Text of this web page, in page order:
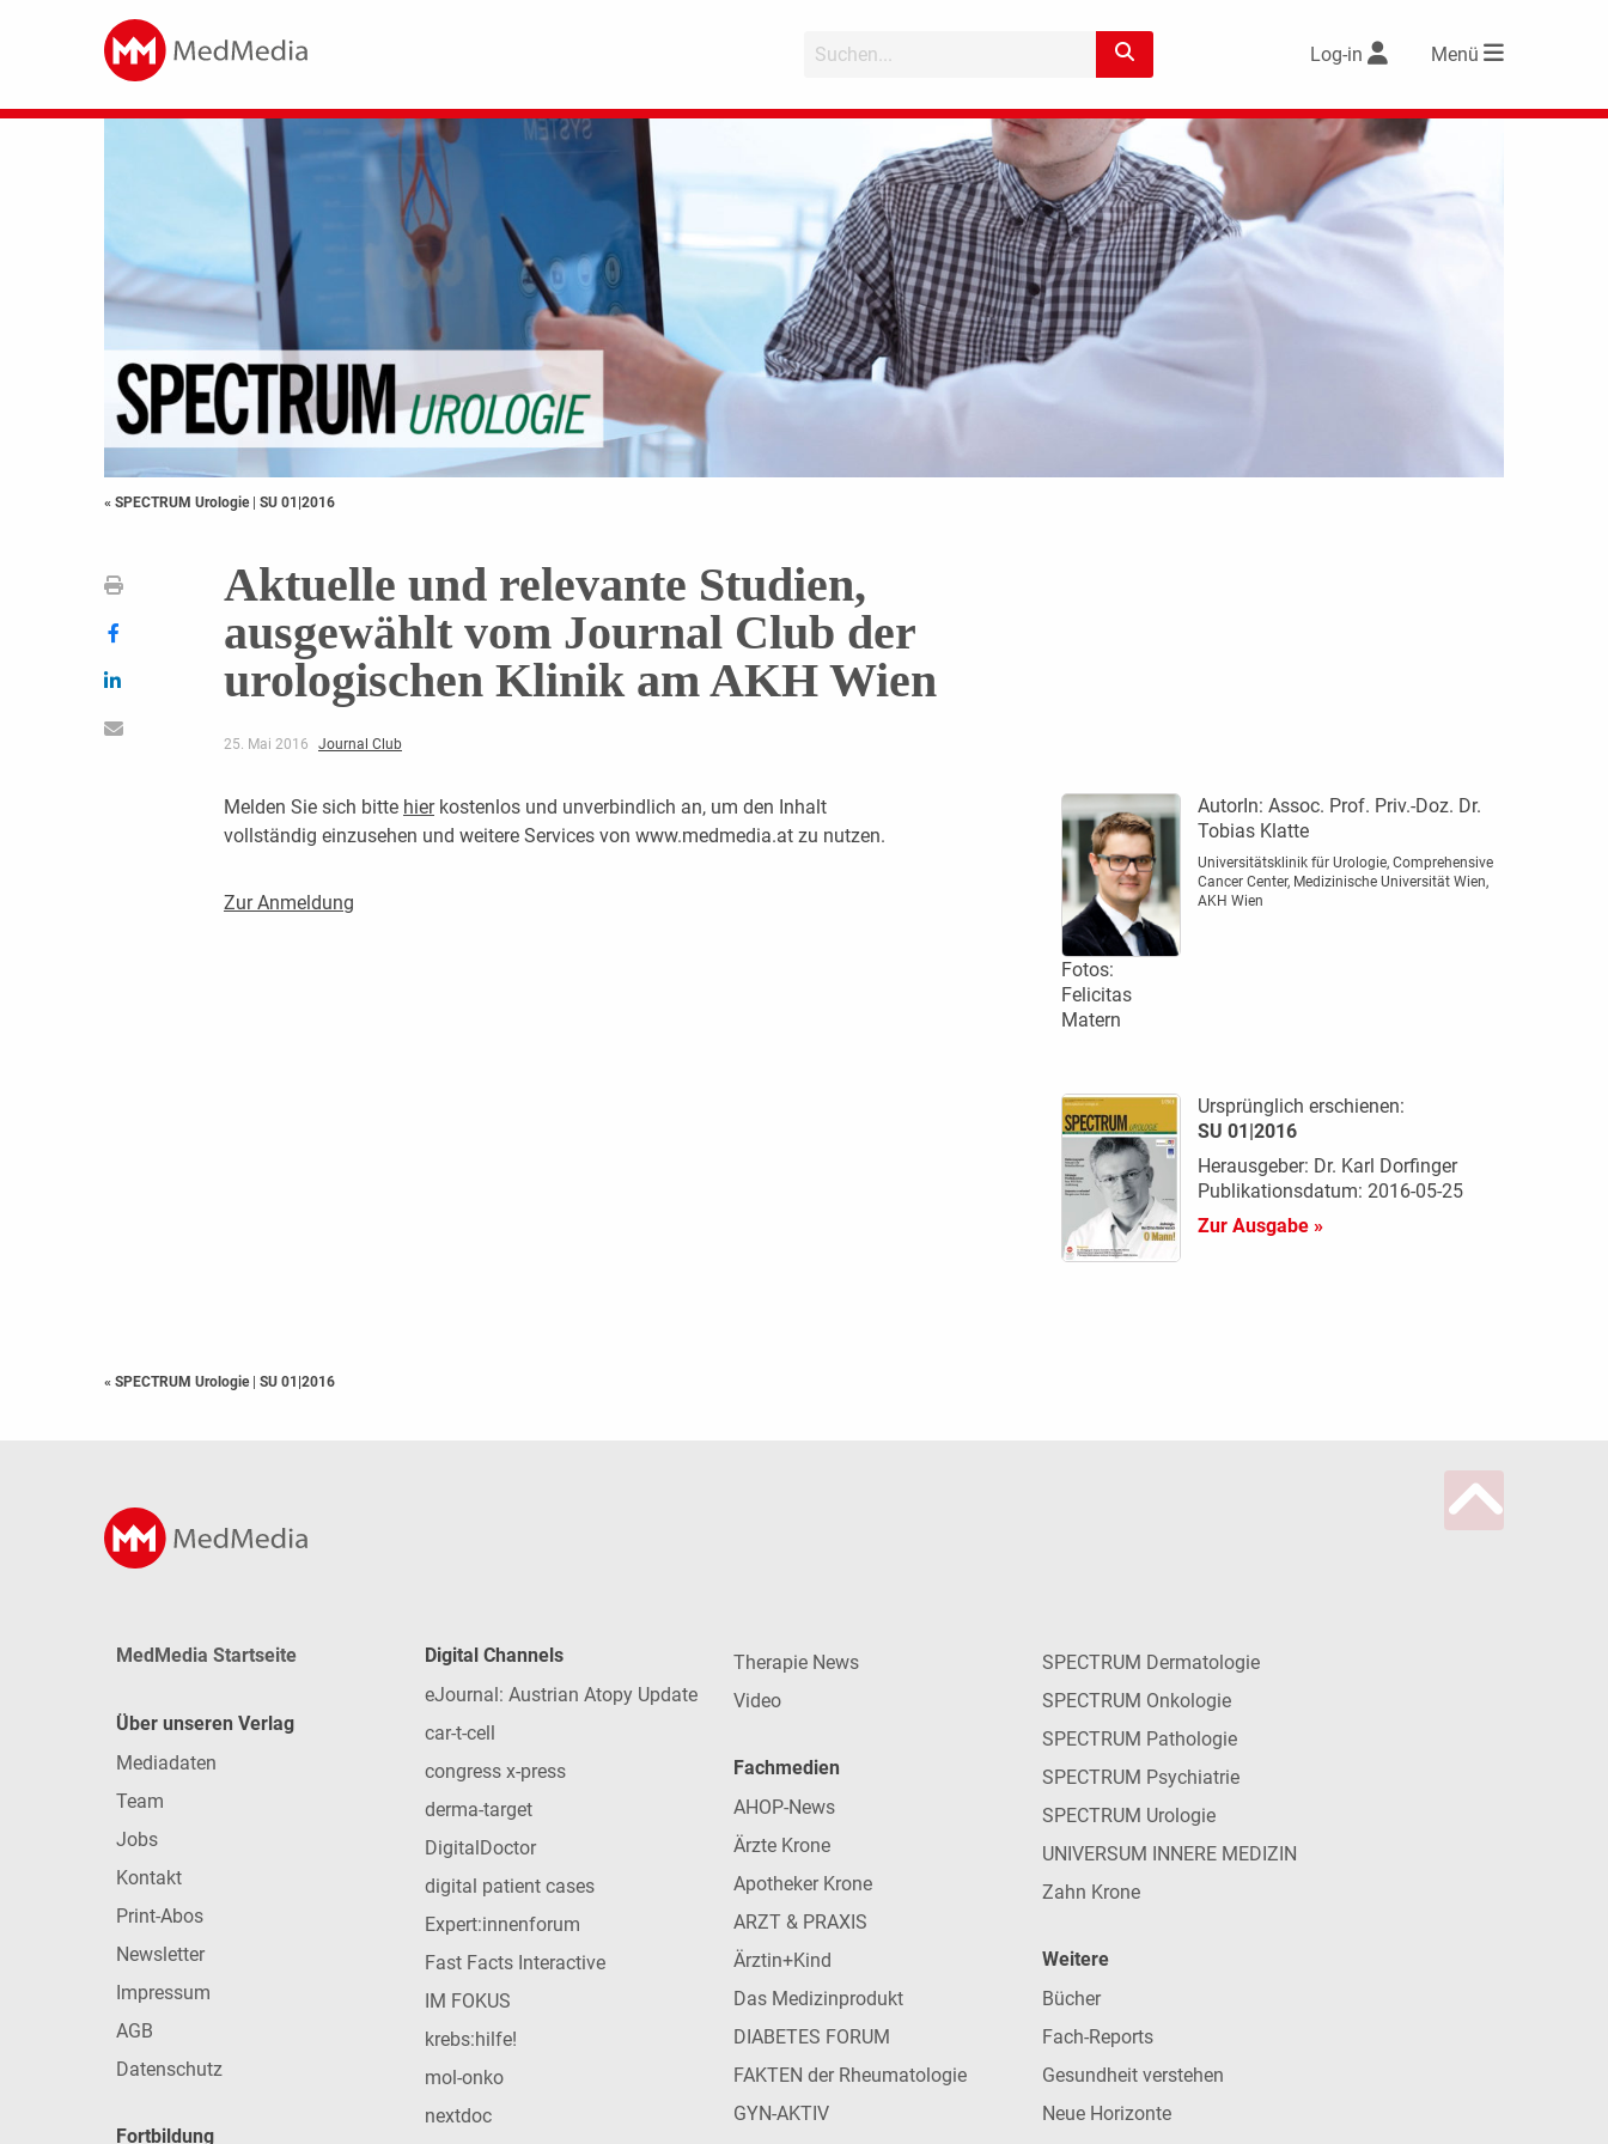
Log-in Menü
« SPECTRUM Urologie | SU 01|2016
Aktuelle und relevante Studien,
ausgewählt vom Journal Club der
urologischen Klinik am AKH Wien
25. Mai 2016 Journal Club
Melden Sie sich bitte hierkostenlos und unverbindlich an, um den Inhalt
vollständig einzusehen und weitere Services von www.medmedia.at zu nutzen.
Zur Anmeldung
Fotos:
Felicitas
Matern
AutorIn: Assoc. Prof. Priv.-Doz. Dr.
Tobias Klatte
Universitätsklinik für Urologie, Comprehensive
Cancer Center, Medizinische Universität Wien,
AKH Wien
Ursprünglich erschienen:
SU 01|2016
Herausgeber: Dr. Karl Dorfinger
Publikationsdatum: 2016-05-25
Zur Ausgabe »
« SPECTRUM Urologie | SU 01|2016
MedMedia Startseite
Über unseren Verlag
Mediadaten
Team
Jobs
Kontakt
Print-Abos
Newsletter
Impressum
AGB
Datenschutz
Fortbildung
Digital Channels
eJournal: Austrian Atopy Update
car-t-cell
congress x-press
derma-target
DigitalDoctor
digital patient cases
Expert:innenforum
Fast Facts Interactive
IM FOKUS
krebs:hilfe!
mol-onko
nextdoc
Therapie News
Video
Fachmedien
AHOP-News
Ärzte Krone
Apotheker Krone
ARZT & PRAXIS
Ärztin+Kind
Das Medizinprodukt
DIABETES FORUM
FAKTEN der Rheumatologie
GYN-AKTIV
SPECTRUM Dermatologie
SPECTRUM Onkologie
SPECTRUM Pathologie
SPECTRUM Psychiatrie
SPECTRUM Urologie
UNIVERSUM INNERE MEDIZIN
Zahn Krone
Weitere
Bücher
Fach-Reports
Gesundheit verstehen
Neue Horizonte